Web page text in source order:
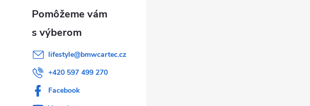
lifestyle@bmwcartec.cz
+420 597 499 270
Facebook